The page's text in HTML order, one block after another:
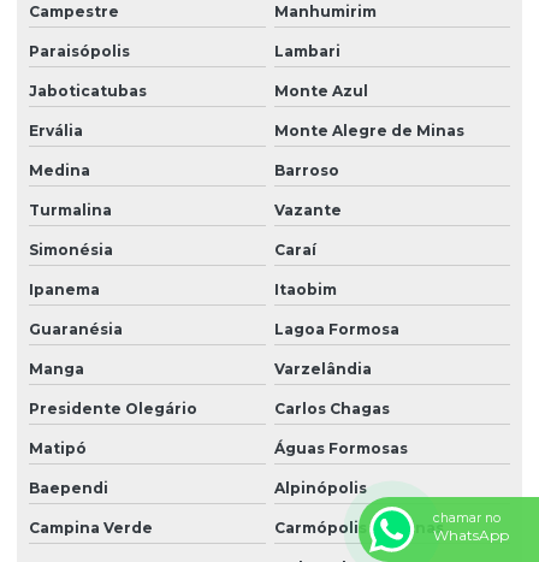
Campestre Manhumirim
Paraisópolis Lambari
Jaboticatubas Monte Azul
Ervália Monte Alegre de Minas
Medina Barroso
Turmalina Vazante
Simonésia Caraí
Ipanema Itaobim
Guaranésia Lagoa Formosa
Manga Varzelândia
Presidente Olegário Carlos Chagas
Matipó Águas Formosas
Baependi Alpinópolis
Campina Verde Carmópolis de Minas
chamar no
WhatsApp